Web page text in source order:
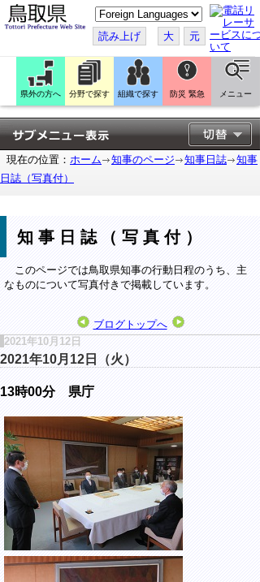
こ
の
ペ
ー
ジ
翻
訳
す
る
読み上げ 大 元
県外の方へ 分野で探す 組織で探す 防災 緊急 メニュー
現在の位置： ホーム 知事のページ 知事日誌
知事
日誌（写真付）
知事日誌（写真付）
このページでは鳥取県知事の行動日程のうち、主
なものについて写真付きで掲載しています。
ブログトップへ
2021年10月12日
2021年10月12日（火）
13時00分 県庁